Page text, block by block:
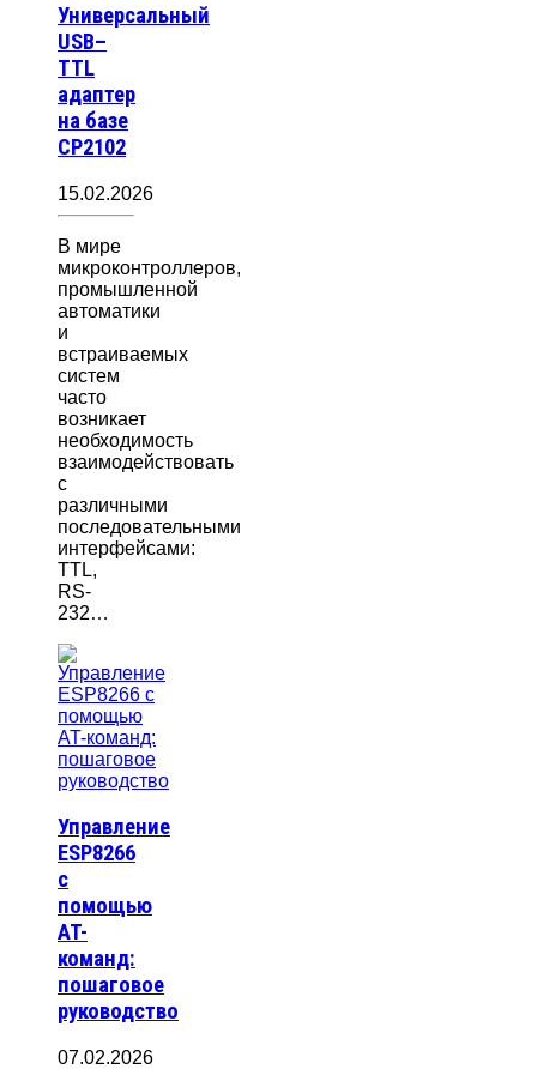
Универсальный
USB–
TTL
адаптер
на базе
CP2102
15.02.2026
В мире
микроконтроллеров,
промышленной
автоматики
и
встраиваемых
систем
часто
возникает
необходимость
взаимодействовать
с
различными
последовательными
интерфейсами:
TTL,
RS-
232…
Управление
ESP8266
с
помощью
AT-
команд:
пошаговое
руководство
07.02.2026